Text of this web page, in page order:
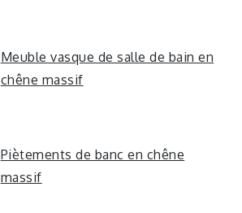
Meuble vasque de salle de bain en
chêne massif
Piètements de banc en chêne
massif